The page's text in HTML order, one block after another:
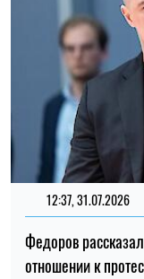
12:37, 31.07.2026
Федоров
отношении к